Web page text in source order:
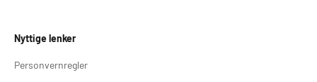
Nyttige lenker
Personvernregler